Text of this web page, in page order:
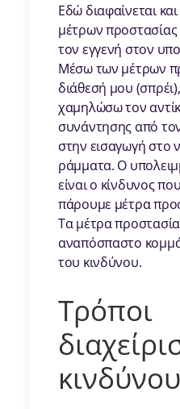
Εδώ διαφαίνεται
μέτρων
τον εγγενή στον
Μέσω των μέτρων
διάθεσή μου
χαμηλώσω τον
συνάντησης από
στην εισαγωγή στο
ράμματα. Ο
είναι ο κίνδυνος
πάρουμε μέτρα
Τα μέτρα
αναπόσπαστο
του κινδύνου.
Τρόποι
κινδύνου